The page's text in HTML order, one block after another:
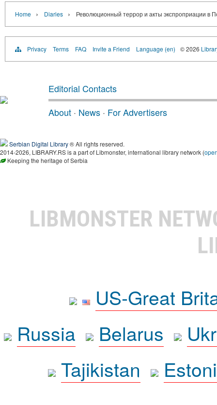
Home › Diaries › Революционный террор и акты экспроприации в
Privacy Terms FAQ Invite a Friend Language (en) © 2026
Editorial Contacts
About · News · For Advertisers
Serbian Digital Library® All rights reserved.
2014-2026, LIBRARY.RS is a part of Libmonster, international library network (
Keeping the heritage of Serbia
LIBMONSTER
US-Great
Russia
Belarus
Tajikistan